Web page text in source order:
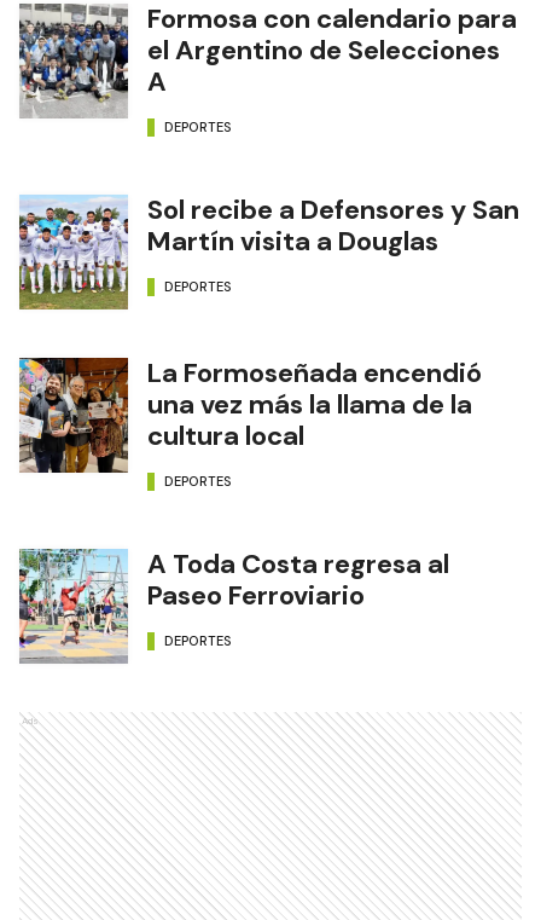
Formosa con calendario para
el Argentino de Selecciones
A
DEPORTES
Sol recibe a Defensores y San
Martín visita a Douglas
DEPORTES
La Formoseñada encendió
una vez más la llama de la
cultura local
DEPORTES
A Toda Costa regresa al
Paseo Ferroviario
DEPORTES
Ads